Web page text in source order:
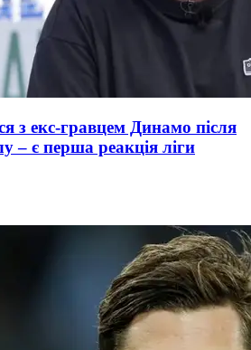
з екс-гравцем Динамо після
– є перша реакція ліги